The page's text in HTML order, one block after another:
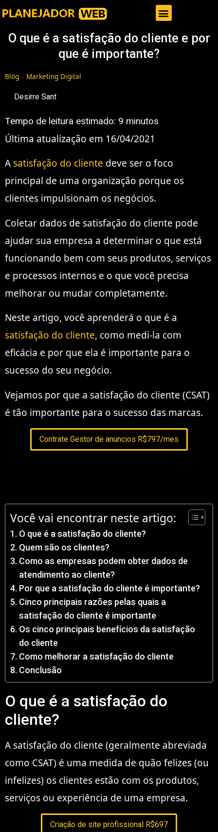
O que é a satisfação do cliente e por
que é importante?
Blog » Marketing Digital
Desirre Sant
Tempo de leitura estimado: 9 minutos
Última atualização em 16/04/2021
A satisfação do cliente deve ser o foco
principal de uma organização porque os
clientes impulsionam os negócios.
Coletar dados de satisfação do cliente pode
ajudar sua empresa a determinar o que está
funcionando bem com seus produtos, serviços
e processos internos e o que você precisa
melhorar ou mudar completamente.
Neste artigo, você aprenderá o que é a
satisfação do cliente, como medi-la com
eficácia e por que ela é importante para o
sucesso do seu negócio.
Vejamos por que a satisfação do cliente (CSAT)
é tão importante para o sucesso das marcas.
Contrate Gestor de anuncios R$797/mes
Você vai encontrar neste artigo:
O que é a satisfação do cliente?
Quem são os clientes?
Como as empresas podem obter dados de
atendimento ao cliente?
Por que a satisfação do cliente é importante?
Cinco principais razões pelas quais a
satisfação do cliente é importante
Os cinco principais benefícios da satisfação
do cliente
Como melhorar a satisfação do cliente
Conclusão
O que é a satisfação do
cliente?
A satisfação do cliente (geralmente abreviada
como CSAT) é uma medida de quão felizes (ou
infelizes) os clientes estão com os produtos,
serviços ou experiência de uma empresa.
Criação de site profissional R$697